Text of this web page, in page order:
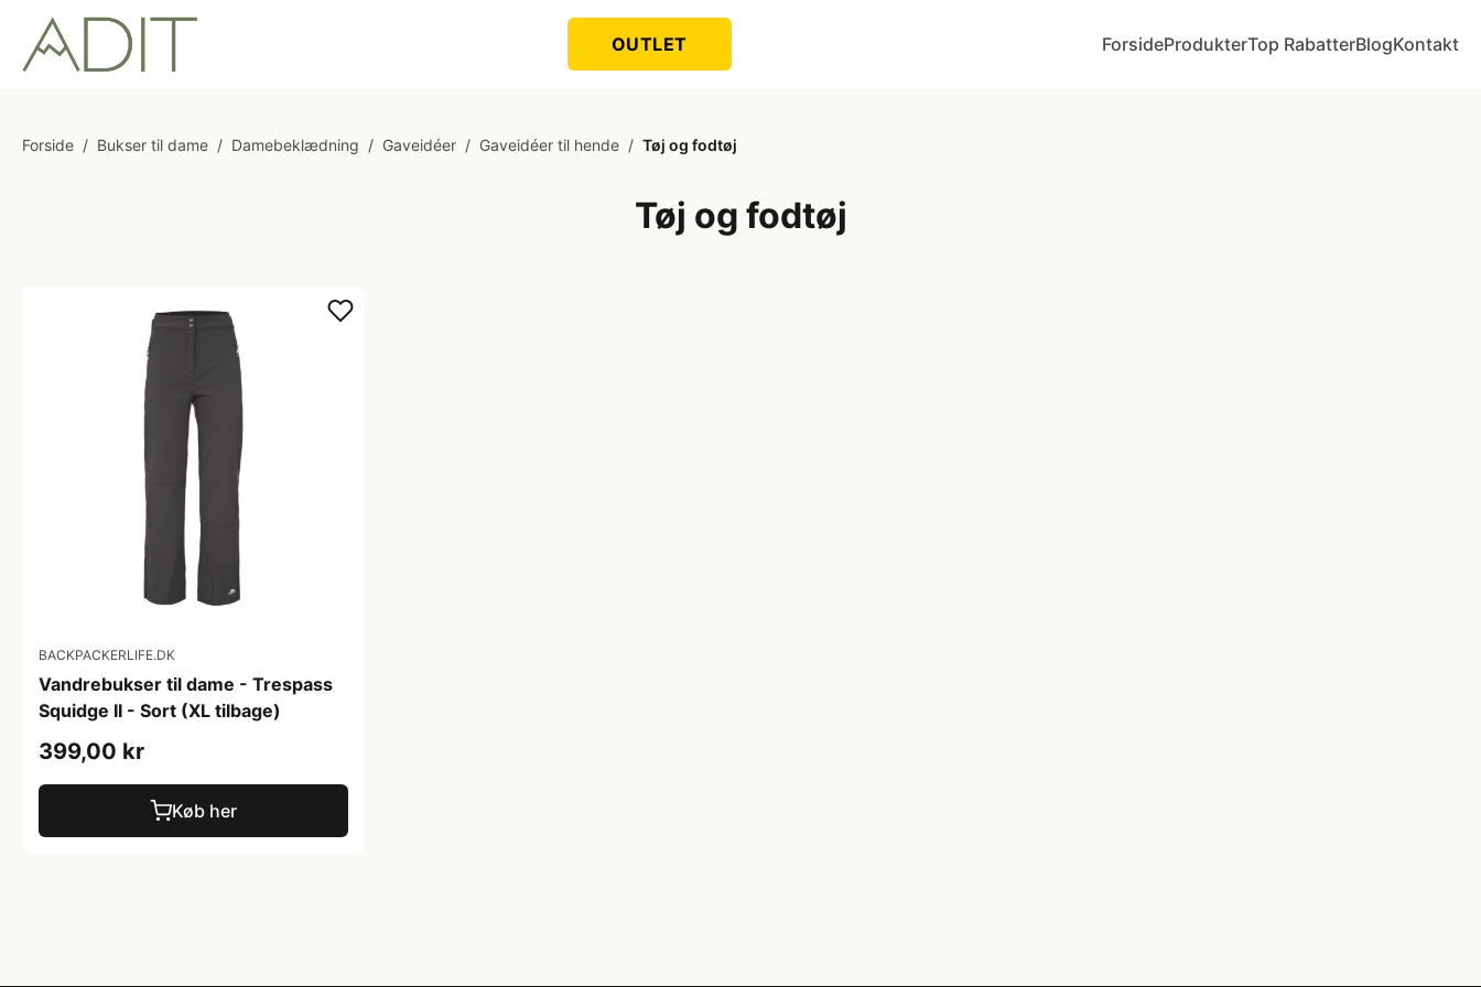
OUTLET ForsideProdukterTop RabatterBlogKontakt
Forside / Bukser til dame / Damebeklædning / Gaveidéer / Gaveidéer til hende / Tøj og fodtøj
Tøj og fodtøj
BACKPACKERLIFE.DK
Vandrebukser til dame - Trespass
Squidge II - Sort (XL tilbage)
399,00 kr
Køb her